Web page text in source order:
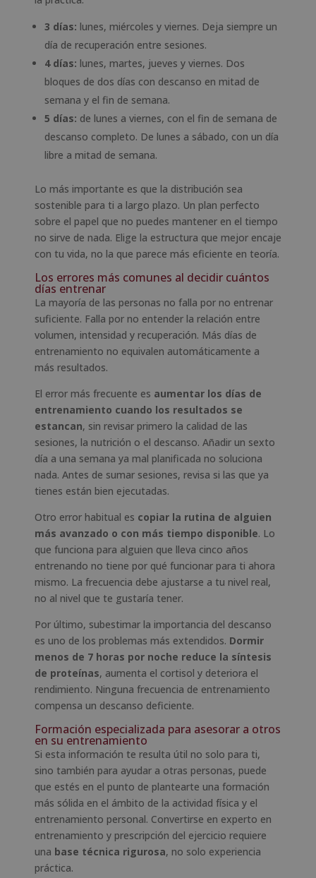
3 días: lunes, miércoles y viernes. Deja siempre un
día de recuperación entre sesiones.
4 días: lunes, martes, jueves y viernes. Dos
bloques de dos días con descanso en mitad de
semana y el fin de semana.
5 días: de lunes a viernes, con el fin de semana de
descanso completo. De lunes a sábado, con un día
libre a mitad de semana.
Lo más importante es que la distribución sea
sostenible para ti a largo plazo. Un plan perfecto
sobre el papel que no puedes mantener en el tiempo
no sirve de nada. Elige la estructura que mejor encaje
con tu vida, no la que parece más eficiente en teoría.
Los errores más comunes al decidir cuántos
días entrenar
La mayoría de las personas no falla por no entrenar
suficiente. Falla por no entender la relación entre
volumen, intensidad y recuperación. Más días de
entrenamiento no equivalen automáticamente a
más resultados.
El error más frecuente es aumentar los días de
entrenamiento cuando los resultados se
estancan, sin revisar primero la calidad de las
sesiones, la nutrición o el descanso. Añadir un sexto
día a una semana ya mal planificada no soluciona
nada. Antes de sumar sesiones, revisa si las que ya
tienes están bien ejecutadas.
Otro error habitual es copiar la rutina de alguien
más avanzado o con más tiempo disponible. Lo
que funciona para alguien que lleva cinco años
entrenando no tiene por qué funcionar para ti ahora
mismo. La frecuencia debe ajustarse a tu nivel real,
no al nivel que te gustaría tener.
Por último, subestimar la importancia del descanso
es uno de los problemas más extendidos. Dormir
menos de 7 horas por noche reduce la síntesis
de proteínas, aumenta el cortisol y deteriora el
rendimiento. Ninguna frecuencia de entrenamiento
compensa un descanso deficiente.
Formación especializada para asesorar a otros
en su entrenamiento
Si esta información te resulta útil no solo para ti,
sino también para ayudar a otras personas, puede
que estés en el punto de plantearte una formación
más sólida en el ámbito de la actividad física y el
entrenamiento personal. Convertirse en experto en
entrenamiento y prescripción del ejercicio requiere
una base técnica rigurosa, no solo experiencia
práctica.